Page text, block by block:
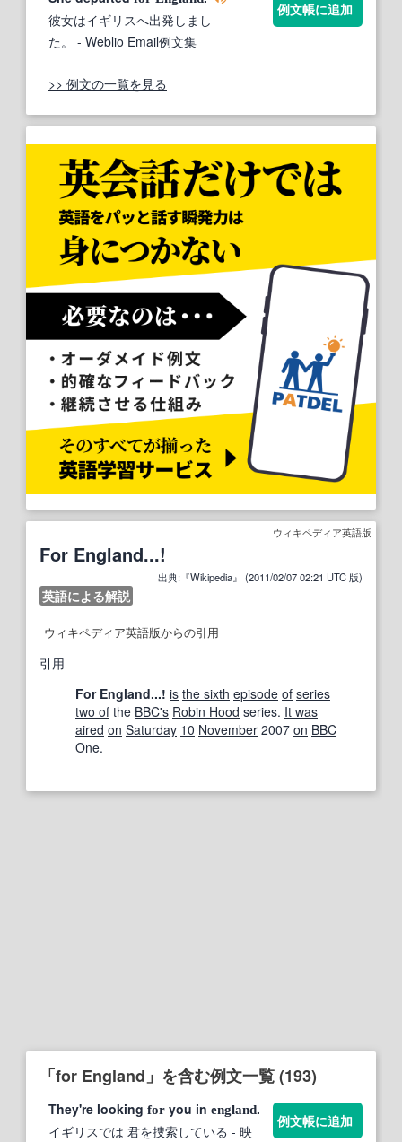
彼女はイギリスへ出発しまし
た。
- Weblio Email例文集
例文帳に追加
>> 例文の一覧を見る
ウィキペディア英語版
For England...!
出典:『Wikipedia』 (2011/02/07 02:21 UTC 版)
英語による解説
ウィキペディア英語版からの引用
引用
For England...! is the sixth episode of series
two of the BBC's Robin Hood series. It was
aired on Saturday 10 November 2007 on BBC
One.
「for England」を含む例文一覧 (193)
They're looking for you in england.
イギリスでは 君を捜索している - 映
例文帳に追加